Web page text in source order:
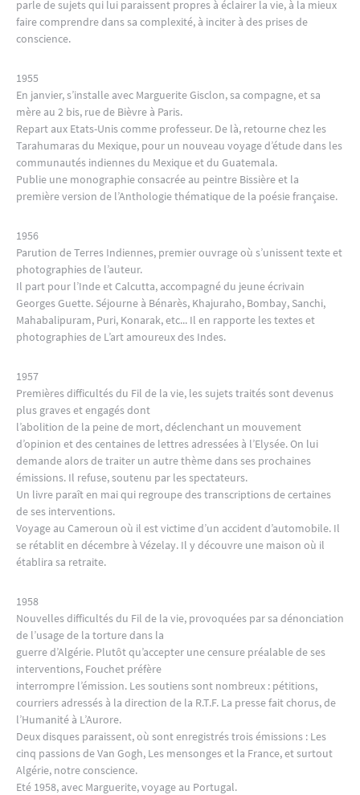
parle de sujets qui lui paraissent propres à éclairer la vie, à la mieux
faire comprendre dans sa complexité, à inciter à des prises de
conscience.
1955
En janvier, s’installe avec Marguerite Gisclon, sa compagne, et sa
mère au 2 bis, rue de Bièvre à Paris.
Repart aux Etats-Unis comme professeur. De là, retourne chez les
Tarahumaras du Mexique, pour un nouveau voyage d’étude dans les
communautés indiennes du Mexique et du Guatemala.
Publie une monographie consacrée au peintre Bissière et la
première version de l’Anthologie thématique de la poésie française.
1956
Parution de Terres Indiennes, premier ouvrage où s’unissent texte et
photographies de l’auteur.
Il part pour l’Inde et Calcutta, accompagné du jeune écrivain
Georges Guette. Séjourne à Bénarès, Khajuraho, Bombay, Sanchi,
Mahabalipuram, Puri, Konarak, etc... Il en rapporte les textes et
photographies de L’art amoureux des Indes.
1957
Premières difficultés du Fil de la vie, les sujets traités sont devenus
plus graves et engagés dont
l’abolition de la peine de mort, déclenchant un mouvement
d’opinion et des centaines de lettres adressées à l’Elysée. On lui
demande alors de traiter un autre thème dans ses prochaines
émissions. Il refuse, soutenu par les spectateurs.
Un livre paraît en mai qui regroupe des transcriptions de certaines
de ses interventions.
Voyage au Cameroun où il est victime d’un accident d’automobile. Il
se rétablit en décembre à Vézelay. Il y découvre une maison où il
établira sa retraite.
1958
Nouvelles difficultés du Fil de la vie, provoquées par sa dénonciation
de l’usage de la torture dans la
guerre d’Algérie. Plutôt qu’accepter une censure préalable de ses
interventions, Fouchet préfère
interrompre l’émission. Les soutiens sont nombreux : pétitions,
courriers adressés à la direction de la R.T.F. La presse fait chorus, de
l’Humanité à L’Aurore.
Deux disques paraissent, où sont enregistrés trois émissions : Les
cinq passions de Van Gogh, Les mensonges et la France, et surtout
Algérie, notre conscience.
Eté 1958, avec Marguerite, voyage au Portugal.